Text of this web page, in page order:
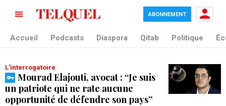
tag blade
ABONNEMENT
Accueil Podcasts Diaspora Qitab Politique
L'interrogatoire
Mourad Elajouti, avocat : “Je suis
un patriote qui ne rate aucune
opportunité de défendre son pays”